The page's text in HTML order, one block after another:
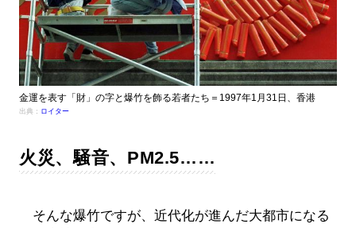
金運を表す「財」の字と爆竹を飾る若者たち＝1997年1月31日、香港
出典： ロイター
火災、騒音、PM2.5……
そんな爆竹ですが、近代化が進んだ大都市になる